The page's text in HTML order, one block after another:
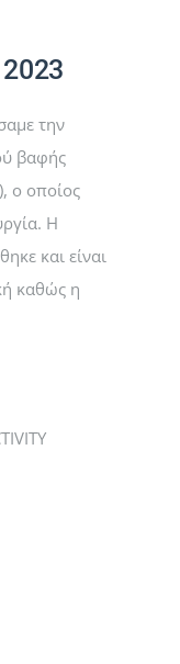
την
βαφής
ο οποίος
Η
και είναι
καθώς η